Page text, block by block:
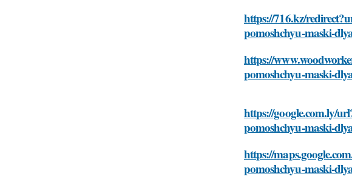
https://716.kz/
pomoshchyu-maski-
https://
pomoshchyu-maski-
https://google.com.ly/
pomoshchyu-maski-
https://
pomoshchyu-maski-